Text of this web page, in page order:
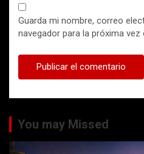
Guarda mi nombre, correo
navegador para la próxima vez
You may Missed